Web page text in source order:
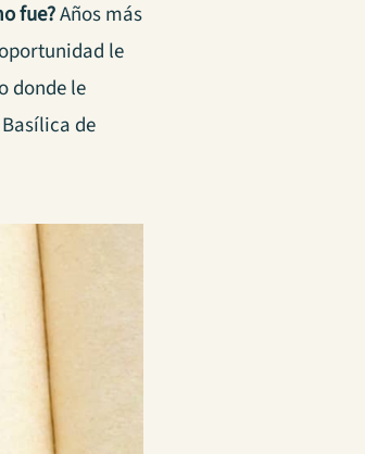
fue?Años más
le
donde le
de